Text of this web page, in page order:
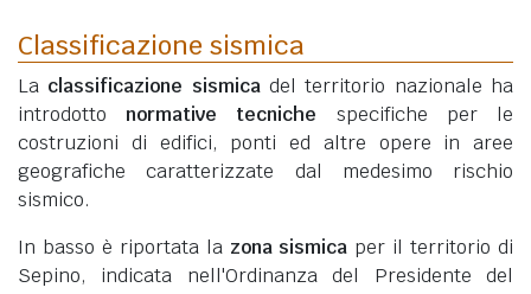
Classificazione sismica
La classificazione sismicadel territorio nazionale ha
introdotto normative tecniche specifiche per le
costruzioni di edifici, ponti ed altre opere in aree
geografiche caratterizzate dal medesimo rischio
sismico.
In basso è riportata la zona sismica per il territorio di
Sepino, indicata nell'Ordinanza del Presidente del